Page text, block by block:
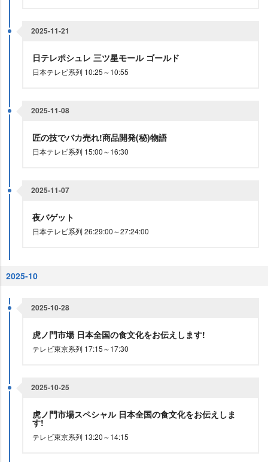
2025-11-21
日テレポシュレ 三ツ星モール ゴールド
日本テレビ系列 10:25～10:55
2025-11-08
匠の技でバカ売れ!商品開発(秘)物語
日本テレビ系列 15:00～16:30
2025-11-07
夜バゲット
日本テレビ系列 26:29:00～27:24:00
2025-10
2025-10-28
虎ノ門市場 日本全国の食文化をお伝えします!
テレビ東京系列 17:15～17:30
2025-10-25
虎ノ門市場スペシャル 日本全国の食文化をお伝えしま
す!
テレビ東京系列 13:20～14:15